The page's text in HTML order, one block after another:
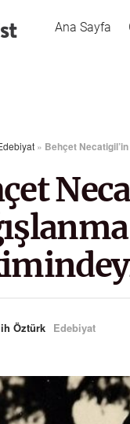
Ana Sayfa
» Behçet
Öztürk Edebiyat